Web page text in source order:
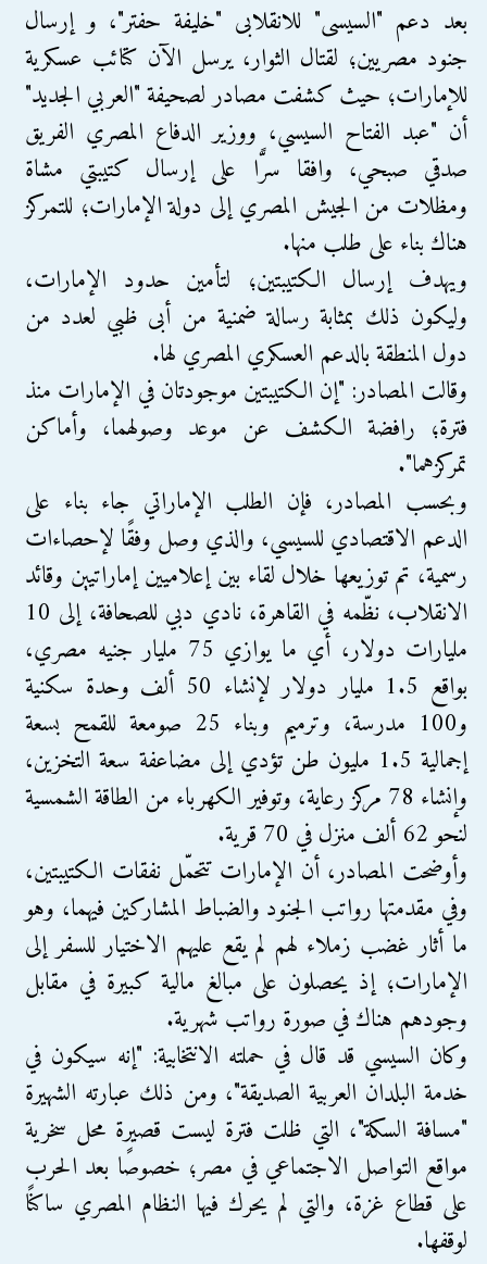
بعد دعم "السيسى" للانقلابى "خليفة حفتر"، و إرسال
جنود مصريين؛ لقتال الثوار، يرسل الآن كتائب عسكرية
للإمارات؛ حيث كشفت مصادر لصحيفة "العربي الجديد"
أن "عبد الفتاح السيسي، ووزير الدفاع المصري الفريق
صدقي صبحي، وافقا سرًّا على إرسال كتيبتي مشاة
ومظلات من الجيش المصري إلى دولة الإمارات؛ للتمركز
هناك بناء على طلب منها.
ويهدف إرسال الكتيبتين؛ لتأمين حدود الإمارات،
وليكون ذلك بمثابة رسالة ضمنية من أبى ظبي لعدد من
دول المنطقة بالدعم العسكري المصري لها.
وقالت المصادر: "إن الكتيبتين موجودتان في الإمارات منذ
فترة؛ رافضة الكشف عن موعد وصولهما، وأماكن
تمركزهما".
وبحسب المصادر، فإن الطلب الإماراتي جاء بناء على
الدعم الاقتصادي للسيسي، والذي وصل وفقًا لإحصاءات
رسمية، تم توزيعها خلال لقاء بين إعلاميين إماراتيين وقائد
الانقلاب، نظّمه في القاهرة، نادي دبي للصحافة، إلى 10
مليارات دولار، أي ما يوازي 75 مليار جنيه مصري،
بواقع 1.5 مليار دولار لإنشاء 50 ألف وحدة سكنية
و100 مدرسة، وترميم وبناء 25 صومعة للقمح بسعة
إجمالية 1.5 مليون طن تؤدي إلى مضاعفة سعة التخزين،
وإنشاء 78 مركز رعاية، وتوفير الكهرباء من الطاقة الشمسية
لنحو 62 ألف منزل في 70 قرية.
وأوضحت المصادر، أن الإمارات تتحمّل نفقات الكتيبتين،
وفي مقدمتها رواتب الجنود والضباط المشاركين فيهما، وهو
ما أثار غضب زملاء لهم لم يقع عليهم الاختيار للسفر إلى
الإمارات؛ إذ يحصلون على مبالغ مالية كبيرة في مقابل
وجودهم هناك في صورة رواتب شهرية.
وكان السيسي قد قال في حملته الانتخابية: "إنه سيكون في
خدمة البلدان العربية الصديقة"، ومن ذلك عبارته الشهيرة
"مسافة السكة"، التي ظلت فترة ليست قصيرة محل سخرية
مواقع التواصل الاجتماعي في مصر؛ خصوصًا بعد الحرب
على قطاع غزة، والتي لم يحرك فيها النظام المصري ساكنًا
لوقفها.